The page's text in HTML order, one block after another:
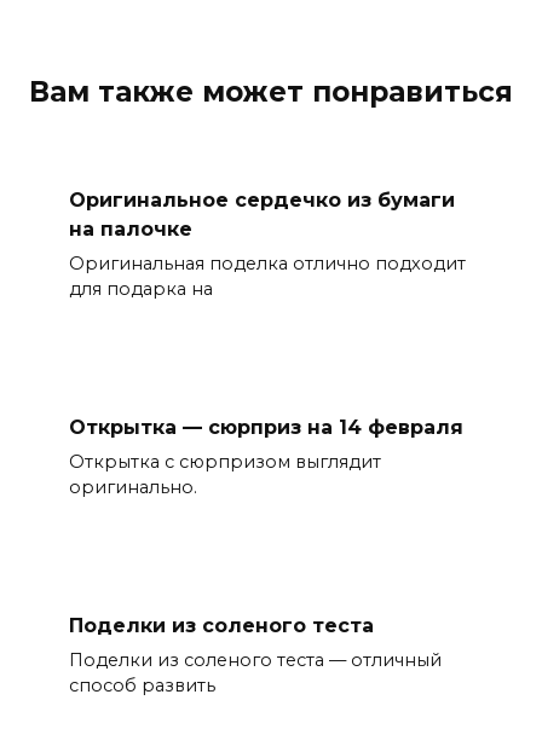
Вам также может понравиться
Оригинальное сердечко из бумаги
на палочке
Оригинальная поделка отлично подходит
для подарка на
Открытка — сюрприз на 14 февраля
Открытка с сюрпризом выглядит
оригинально.
Поделки из соленого теста
Поделки из соленого теста — отличный
способ развить